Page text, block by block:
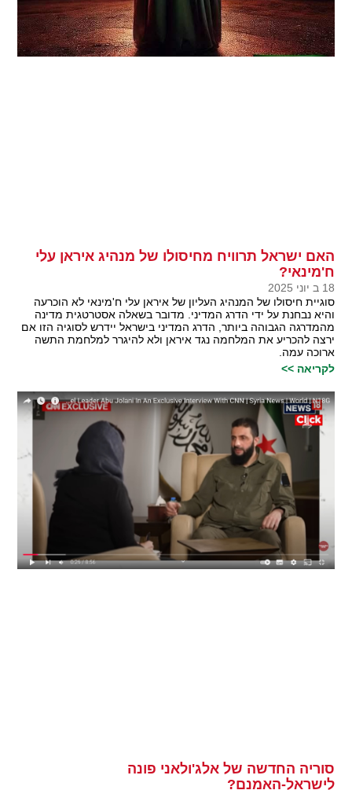
האם ישראל תרוויח מחיסולו של מנהיג איראן עלי
ח'מינאי?
18 ב יוני 2025
סוגיית חיסולו של המנהיג העליון של איראן עלי ח'מינאי לא הוכרעה
והיא נבחנת על ידי הדרג המדיני. מדובר בשאלה אסטרטגית מדינה
מהמדרגה הגבוהה ביותר, הדרג המדיני בישראל יידרש לסוגיה הזו אם
ירצה להכריע את המלחמה נגד איראן ולא להיגרר למלחמת התשה
ארוכה עמה.
לקריאה >>
סוריה החדשה של אלג'ולאני פונה
לישראל-האמנם?